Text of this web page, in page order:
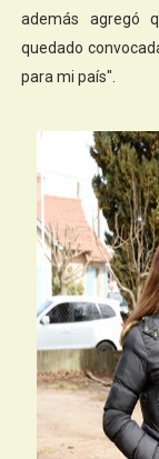
además agregó
quedado
para mi país".